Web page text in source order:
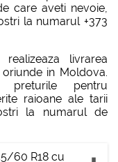
care aveti nevoie,
la numarul +373
livrarea
in Moldova.
preturile pentru
raioane ale tarii
la numarul de
60 R18 cu